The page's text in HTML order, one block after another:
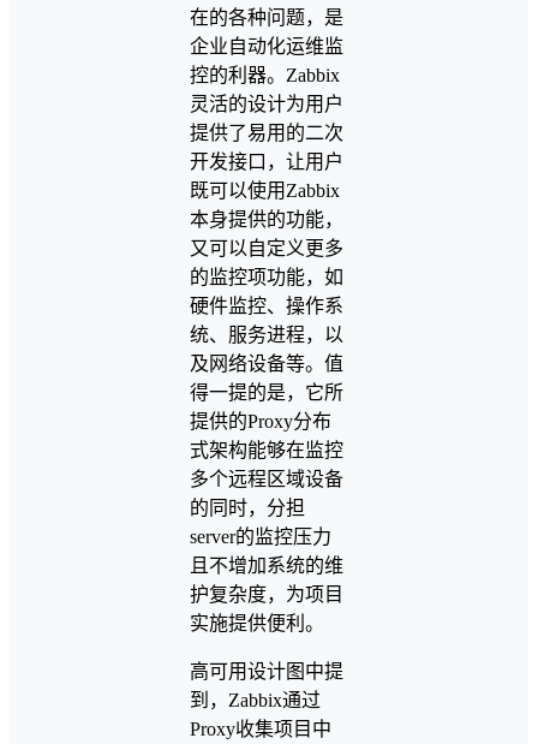
在的各种问题，是
企业自动化运维监
控的利器。Zabbix
灵活的设计为用户
提供了易用的二次
开发接口，让用户
既可以使用Zabbix
本身提供的功能，
又可以自定义更多
的监控项功能，如
硬件监控、操作系
统、服务进程，以
及网络设备等。值
得一提的是，它所
提供的Proxy分布
式架构能够在监控
多个远程区域设备
的同时，分担
server的监控压力
且不增加系统的维
护复杂度，为项目
实施提供便利。
高可用设计图中提
到，Zabbix通过
Proxy收集项目中